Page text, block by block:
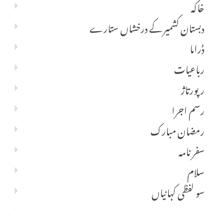
خاکہ
دبستان کشمیر کے درخشاں ستارے
ڈراما
رباعیات
رپورتاژ
رسم اجرا
رمضان مبارک
سفر نامہ
سلام
سو لفظی کہانیاں